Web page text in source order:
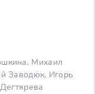
Михаил
Заводюк, Игорь